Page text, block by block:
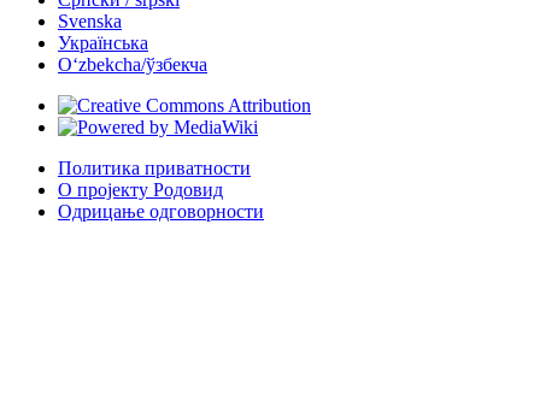
Svenska
Українська
Oʻzbekcha/ўзбекча
Политика приватности
О пројекту Родовид
Одрицање одговорности